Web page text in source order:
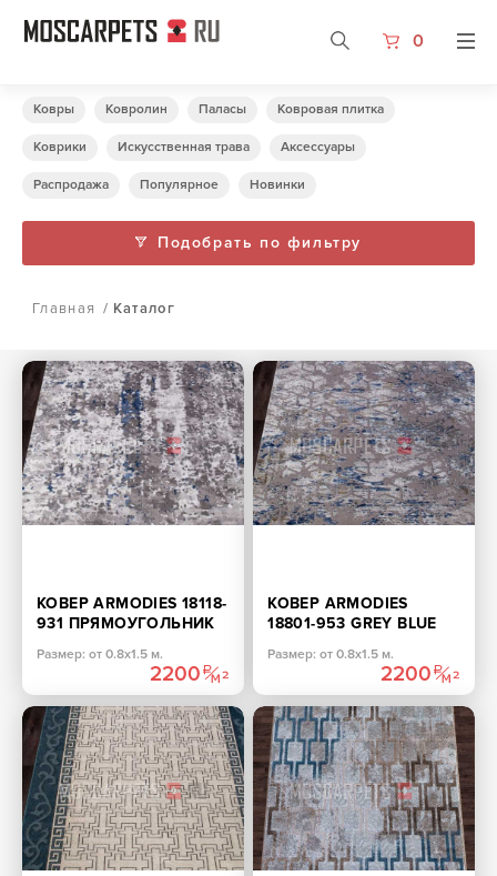
0
Ковры Ковролин Паласы Ковровая плитка
Коврики Искусственная трава Аксессуары
Распродажа Популярное Новинки
Подобрать по фильтру
Главная / Каталог
КОВЕР ARMODIES 18118-
931 ПРЯМОУГОЛЬНИК
Размер: от 0.8х1.5 м.
2200
КОВЕР ARMODIES
18801-953 GREY BLUE
Размер: от 0.8х1.5 м.
2200